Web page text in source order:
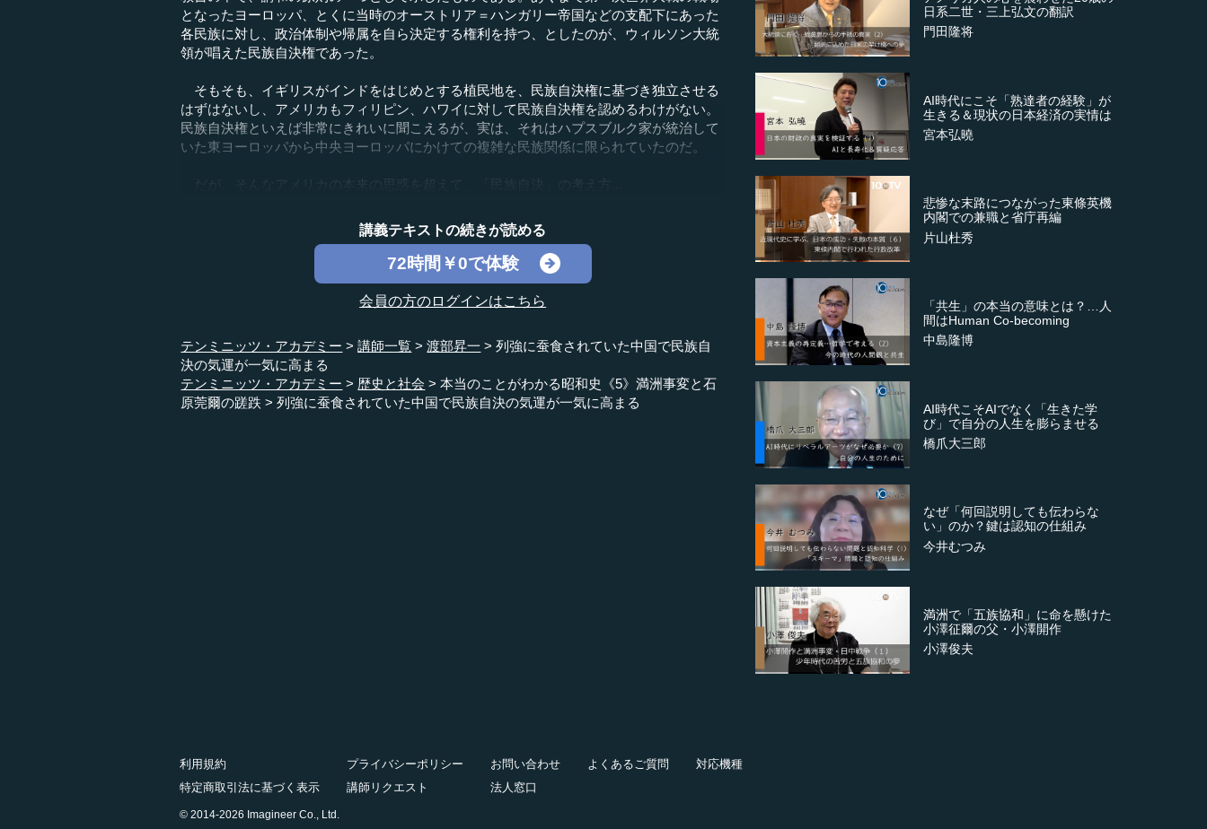
となったヨーロッパ、とくに当時のオーストリア＝ハンガリー帝国などの支配下にあった
各民族に対し、政治体制や帰属を自ら決定する権利を持つ、としたのが、ウィルソン大統
領が唱えた民族自決権であった。
そもそも、イギリスがインドをはじめとする植民地を、民族自決権に基づき独立させる
はずはないし、アメリカもフィリピン、ハワイに対して民族自決権を認めるわけがない。
民族自決権といえば非常にきれいに聞こえるが、実は、それはハプスブルク家が統治して
いた東ヨーロッパから中央ヨーロッパにかけての複雑な民族関係に限られていたのだ。
だが、そんなアメリカの本来の思惑を超えて、「民族自決」の考え方...
講義テキストの続きが読める
72時間￥0で体験
会員の方のログインはこちら
テンミニッツ・アカデミー 講師一覧 渡部昇一
列強に蚕食されていた中国で民族自
決の気運が一気に高まる
テンミニッツ・アカデミー
歴史と社会
本当のことがわかる昭和史《5》満洲事変と石
原莞爾の蹉跌
列強に蚕食されていた中国で民族自決の気運が一気に高まる
日系二世・三上弘文の翻訳
門田隆将
AI時代にこそ「熟達者の経験」が
生きる＆現状の日本経済の実情は
宮本弘曉
悲惨な末路につながった東條英機
内閣での兼職と省庁再編
片山杜秀
「共生」の本当の意味とは？…人
間はHuman Co-becoming
中島隆博
AI時代こそAIでなく「生きた学
び」で自分の人生を膨らませる
橋爪大三郎
なぜ「何回説明しても伝わらな
い」のか？鍵は認知の仕組み
今井むつみ
満洲で「五族協和」に命を懸けた
小澤征爾の父・小澤開作
小澤俊夫
利用規約 プライバシーポリシー お問い合わせ よくあるご質問
対応機種
特定商取引法に基づく表示
講師リクエスト 法人窓口
© 2014-2026 Imagineer Co., Ltd.